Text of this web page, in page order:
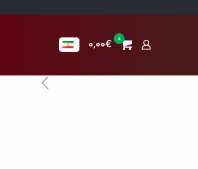
0
0,00€